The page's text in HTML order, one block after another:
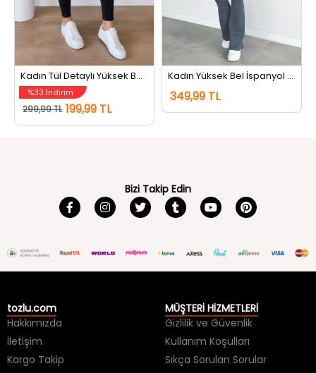
Kadın Tül Detaylı Yüksek Bel Tayt Siyah
%33 İndirim
299,99 TL 199,99 TL
Kadın Yüksek Bel İspanyol Paça Tayt Füme
349,99 TL
Bizi Takip Edin
tozlu.com
Hakkımızda
İletişim
Kargo Takip
MÜŞTERİ HİZMETLERİ
Gizlilik ve Güvenlik
Kullanım Koşulları
Sıkça Sorulan Sorular